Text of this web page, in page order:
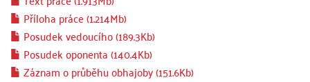
Příloha práce (1.214Mb)
Posudek vedoucího (189.3Kb)
Posudek oponenta (140.4Kb)
Záznam o průběhu obhajoby (151.6Kb)